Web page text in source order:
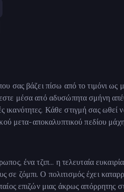
βάζει πίσω από το τιμόνι ως
μέσα από αδυσώπητα σμήνη
ικανότητες. Κάθε στιγμή σας ωθεί
μετα-αποκαλυπτικού πεδίου
ένα τζιπ... η τελευταία
ζόμπι. Ο πολιτισμός έχει
επιζών μιας άκρως απόρρητης